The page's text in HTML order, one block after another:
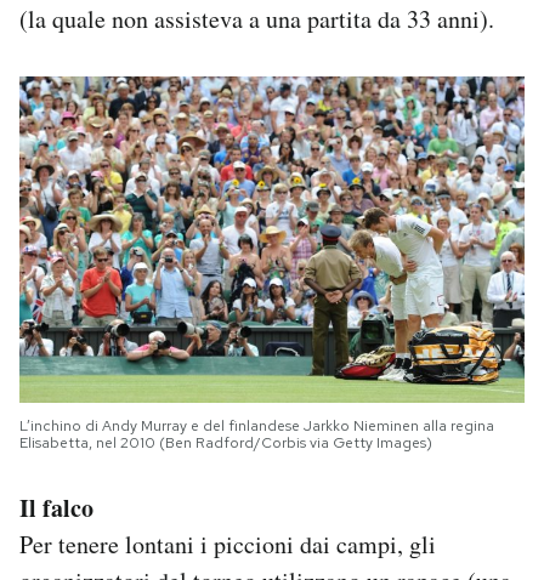
(la quale non assisteva a una partita da 33 anni).
L’inchino di Andy Murray e del finlandese Jarkko Nieminen alla regina
Elisabetta, nel 2010 (Ben Radford/Corbis via Getty Images)
Il falco
Per tenere lontani i piccioni dai campi, gli